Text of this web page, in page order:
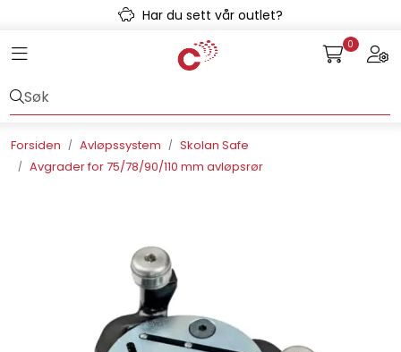
Skip to main contentHar du sett vår outlet?
Toggle navigation 0
Forsiden Avløpssystem
Skolan Safe
Avgrader for 75/78/90/110 mm avløpsrør
Kulvert
Rørsystemer